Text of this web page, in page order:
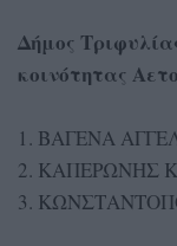
Δήμος
κοινότητας
1. ΒΑΓΕΝΑ
2. ΚΑΠΕΡΩΝΗΣ
3.